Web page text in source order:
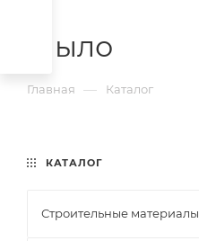
Мыло
Главная — Каталог
КАТАЛОГ
Строительные материалы